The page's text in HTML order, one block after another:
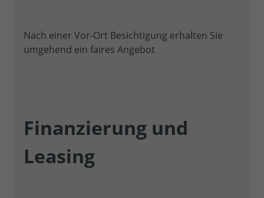
Nach einer Vor-Ort Besichtigung erhalten Sie
umgehend ein faires Angebot
Finanzierung und
Leasing